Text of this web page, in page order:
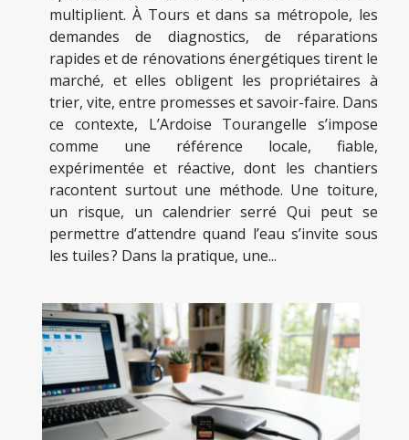
multiplient. À Tours et dans sa métropole, les
demandes de diagnostics, de réparations
rapides et de rénovations énergétiques tirent le
marché, et elles obligent les propriétaires à
trier, vite, entre promesses et savoir-faire. Dans
ce contexte, L’Ardoise Tourangelle s’impose
comme une référence locale, fiable,
expérimentée et réactive, dont les chantiers
racontent surtout une méthode. Une toiture,
un risque, un calendrier serré Qui peut se
permettre d’attendre quand l’eau s’invite sous
les tuiles ? Dans la pratique, une...